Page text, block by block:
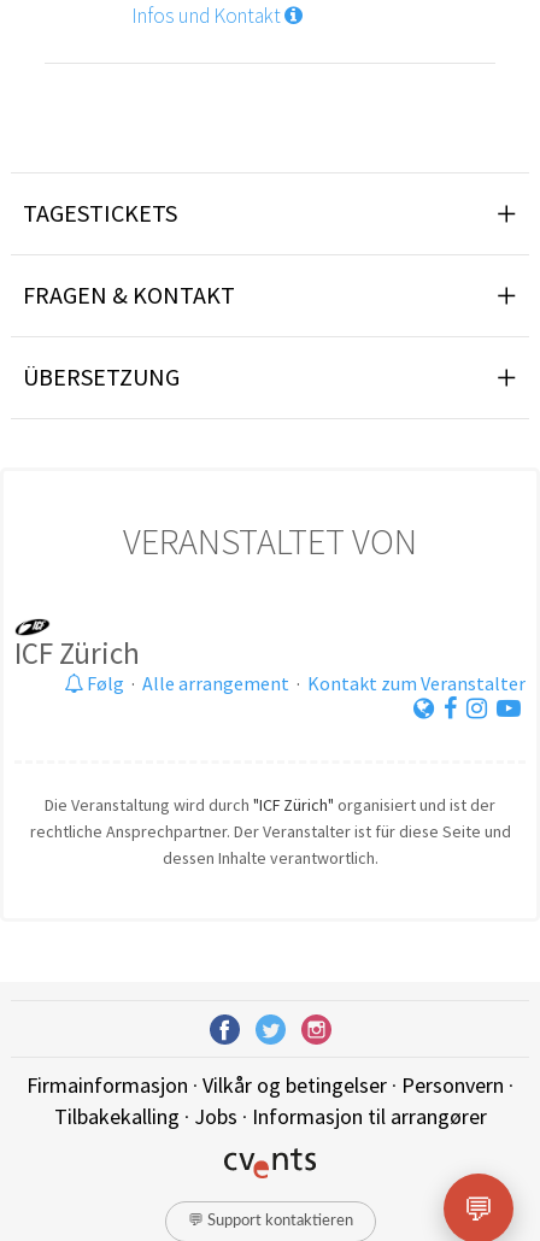
Infos und Kontakt
TAGESTICKETS
FRAGEN & KONTAKT
ÜBERSETZUNG
VERANSTALTET VON
ICF Zürich
Følg · Alle arrangement · Kontakt zum Veranstalter
Die Veranstaltung wird durch "ICF Zürich" organisiert und ist der
rechtliche Ansprechpartner. Der Veranstalter ist für diese Seite und
dessen Inhalte verantwortlich.
Firmainformasjon · Vilkår og betingelser · Personvern ·
Tilbakekalling · Jobs · Informasjon til arrangører
💬 Support kontaktieren 💬